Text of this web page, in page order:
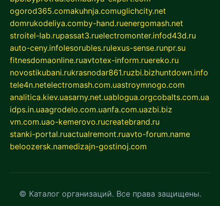
ogorod365.comakuhnja.comuglichcity.net
domrukodeliya.comby-hand.ruenergomash.net
stroitel-lab.rupassat3.ruelectromonter.infod43d.ru
auto-ceny.infolesorubles.rulexus-sense.runpr.su
fitnesdomaonline.ruavtotex-inform.ruereko.ru
novostikubani.rukrasnodar861.ruzbi.bizhuntdown.info
tele4n.netelectromash.com.uastroymnogo.com
analitica.kiev.uasarny.net.uablogua.orgcobalts.com.ua
idps.in.uaagrodelo.com.uanfa.com.uazbi.biz
vm.com.uao-kemerovo.rucreatebrand.ru
stanki-portal.ruactualremont.ruavto-forum.name
beloozersk.namedizajn-gostinoj.com
© Каталог организаций. Все права защищены.